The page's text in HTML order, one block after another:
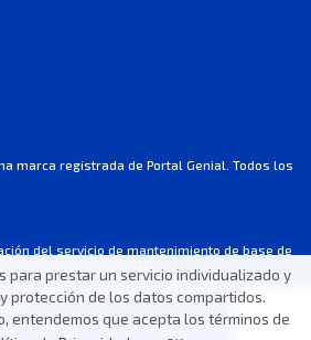
para prestar un servicio individualizado y
protección de los datos compartidos.
entendemos que acepta los términos de
del servicio de mantenimiento de base de
en los procesos.
imprecisiones involuntarias. Consulte
marca registrada de Portal Genial. Todos los